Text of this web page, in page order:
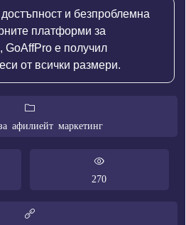
и безпроблемна
платформи за
GoAffPro е получил
от всички размери.
афилиейт маркетинг
270